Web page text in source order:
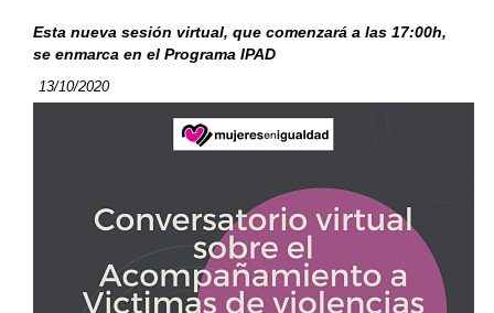
Esta nueva sesión virtual, que comenzará a las 17:00h,
se enmarca en el Programa IPAD
13/10/2020